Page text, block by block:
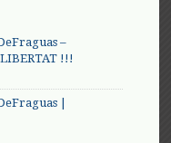
–
!!!
|